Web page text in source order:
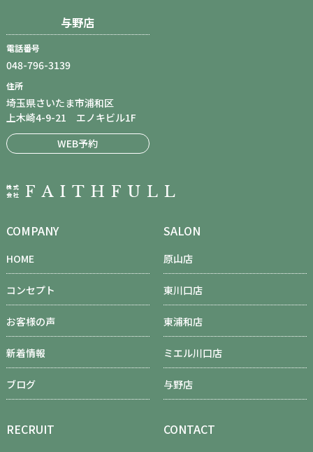
与野店
電話番号
048-796-3139
住所
埼玉県さいたま市浦和区
上木崎4-9-21 エノキビル1F
WEB予約
COMPANY
HOME
コンセプト
お客様の声
新着情報
ブログ
SALON
原山店
東川口店
東浦和店
ミエル川口店
与野店
RECRUIT CONTACT